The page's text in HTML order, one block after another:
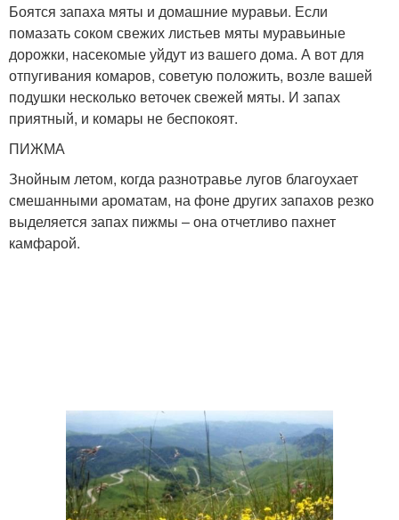
Боятся запаха мяты и домашние муравьи. Если
помазать соком свежих листьев мяты муравьиные
дорожки, насекомые уйдут из вашего дома. А вот для
отпугивания комаров, советую положить, возле вашей
подушки несколько веточек свежей мяты. И запах
приятный, и комары не беспокоят.
ПИЖМА
Знойным летом, когда разнотравье лугов благоухает
смешанными ароматам, на фоне других запахов резко
выделяется запах пижмы – она отчетливо пахнет
камфарой.